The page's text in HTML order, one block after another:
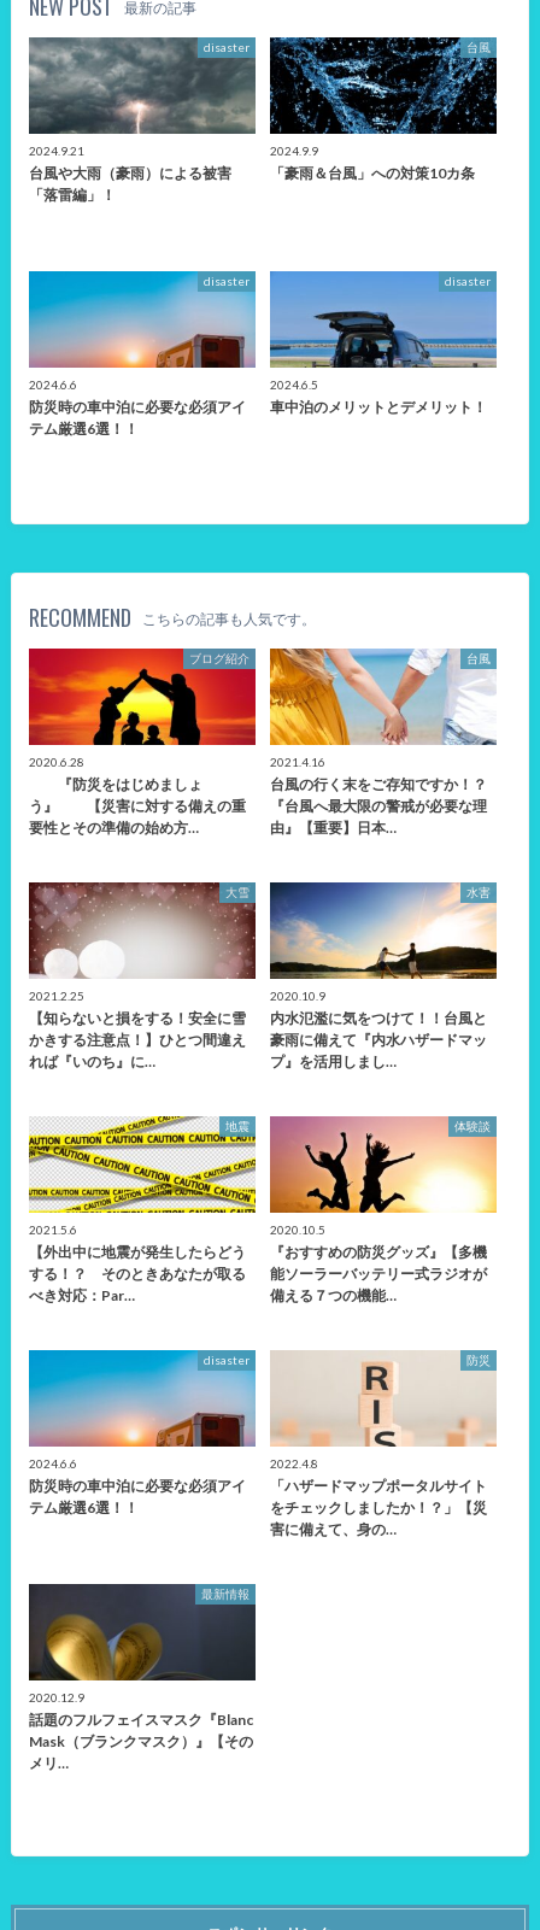
NEW POST 最新の記事
disaster
2024.9.21
台風や大雨（豪雨）による被害
「落雷編」！
台風
2024.9.9
「豪雨＆台風」への対策10カ条
disaster
2024.6.6
防災時の車中泊に必要な必須アイ
テム厳選6選！！
disaster
2024.6.5
車中泊のメリットとデメリット！
RECOMMEND こちらの記事も人気です。
ブログ紹介
2020.6.28
『防災をはじめましょ
う』 【災害に対する備えの重
要性とその準備の始め方…
台風
2021.4.16
台風の行く末をご存知ですか！？
『台風へ最大限の警戒が必要な理
由』【重要】日本…
大雪
2021.2.25
【知らないと損をする！安全に雪
かきする注意点！】ひとつ間違え
れば『いのち』に…
水害
2020.10.9
内水氾濫に気をつけて！！台風と
豪雨に備えて『内水ハザードマッ
プ』を活用しまし…
地震
2021.5.6
【外出中に地震が発生したらどう
する！？ そのときあなたが取る
べき対応：Par…
体験談
2020.10.5
『おすすめの防災グッズ』【多機
能ソーラーバッテリー式ラジオが
備える７つの機能…
disaster
2024.6.6
防災時の車中泊に必要な必須アイ
テム厳選6選！！
防災
2022.4.8
「ハザードマップポータルサイト
をチェックしましたか！？」【災
害に備えて、身の…
最新情報
2020.12.9
話題のフルフェイスマスク『Blanc
Mask（ブランクマスク）』【その
メリ…